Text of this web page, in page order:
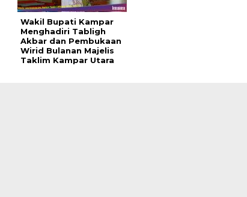
Wakil Bupati Kampar
Menghadiri Tabligh
Akbar dan Pembukaan
Wirid Bulanan Majelis
Taklim Kampar Utara